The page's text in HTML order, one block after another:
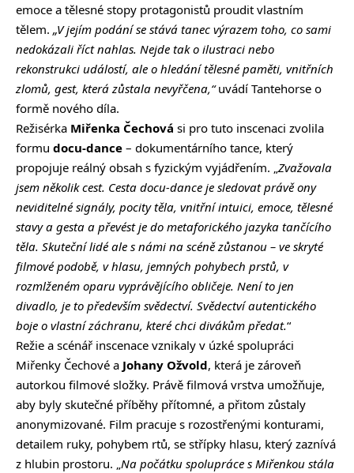
emoce a tělesné stopy protagonistů proudit vlastním
tělem. „V jejím podání se stává tanec výrazem toho, co sami
nedokázali říct nahlas. Nejde tak o ilustraci nebo
rekonstrukci událostí, ale o hledání tělesné paměti, vnitřních
zlomů, gest, která zůstala nevyřčena,“uvádí Tantehorse o
formě nového díla.
Režisérka Miřenka Čechová si pro tuto inscenaci zvolila
formu docu-dance – dokumentárního tance, který
propojuje reálný obsah s fyzickým vyjádřením. „Zvažovala
jsem několik cest. Cesta docu-dance je sledovat právě ony
neviditelné signály, pocity těla, vnitřní intuici, emoce, tělesné
stavy a gesta a převést je do metaforického jazyka tančícího
těla. Skuteční lidé ale s námi na scéně zůstanou – ve skryté
filmové podobě, v hlasu, jemných pohybech prstů, v
rozmlženém oparu vyprávějícího obličeje. Není to jen
divadlo, je to především svědectví. Svědectví autentického
boje o vlastní záchranu, které chci divákům předat.“
Režie a scénář inscenace vznikaly v úzké spolupráci
Miřenky Čechové a Johany Ožvold, která je zároveň
autorkou filmové složky. Právě filmová vrstva umožňuje,
aby byly skutečné příběhy přítomné, a přitom zůstaly
anonymizované. Film pracuje s rozostřenými konturami,
detailem ruky, pohybem rtů, se střípky hlasu, který zaznívá
z hlubin prostoru. „Na počátku spolupráce s Miřenkou stála